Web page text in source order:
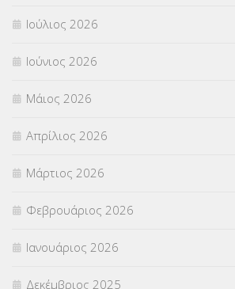
ΠΑΝΕΛΛΑΔΙΚΕΣ ΕΞΕΤΑΣΕΙΣ
ΠΡΟΚΗΡΥΞΕΙΣ
ΣΕΜΙΝΑΡΙΑ – ΗΜΕΡΙΔΕΣ
ΣΕΠ(50)
ΣΤΕΛΕΧΗ (360)
ΣΥΜΒΟΥΛΕΥΤΙΚΟΣ ΣΤΑΘΜΟΣ ΝΕΩΝ
ΣΥΝΤΑΞΕΙΣ(12)
Ιούλιος 2026
Ιούνιος 2026
Μάιος 2026
Απρίλιος 2026
Μάρτιος 2026
Φεβρουάριος 2026
Ιανουάριος 2026
Δεκέμβριος 2025